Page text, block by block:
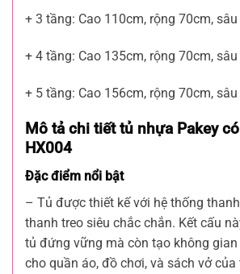
+ 3 tầng: Cao 110cm, rộng 70cm,
+ 4 tầng: Cao 135cm, rộng 70cm,
+ 5 tầng: Cao 156cm, rộng 70cm,
Mô tả chi tiết tủ nhựa Pakey
HX004
Đặc điểm nổi bật
– Tủ được thiết kế với hệ thống
thanh treo siêu chắc chắn. Kết cấu
tủ đứng vững mà còn tạo không
cho quần áo, đồ chơi, và sách vở của